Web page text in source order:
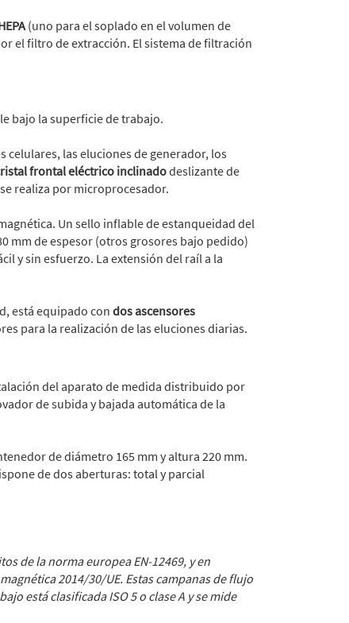
(uno para el soplado en el volumen de
el filtro de extracción. El sistema de filtración
bajo la superficie de trabajo.
celulares, las eluciones de generador, los
frontal eléctrico inclinadodeslizante de
realiza por microprocesador.
Un sello inflable de estanqueidad del
mm de espesor (otros grosores bajo pedido)
y sin esfuerzo. La extensión del raíl a la
está equipado condos ascensores
para la realización de las eluciones diarias.
del aparato de medida distribuido por
de subida y bajada automática de la
de diámetro 165 mm y altura 220 mm.
de dos aberturas: total y parcial
de la norma europea EN-12469, y en
2014/30/UE. Estas campanas de flujo
está clasificada ISO 5 o clase A y se mide